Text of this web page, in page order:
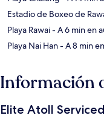
Estadio de Boxeo de
Playa Rawai- A 6 min en
Playa Nai Han- A 8 min
Información
Elite Atoll